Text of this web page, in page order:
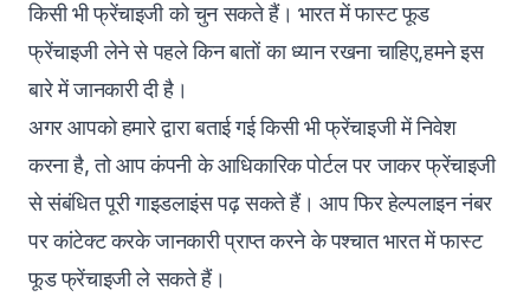
किसी भी फ्रेंचाइजी को चुन सकते हैं। भारत में फास्ट फूड
फ्रेंचाइजी लेने से पहले किन बातों का ध्यान रखना चाहिए,हमने इस
बारे में जानकारी दी है।
अगर आपको हमारे द्वारा बताई गई किसी भी फ्रेंचाइजी में निवेश
करना है, तो आप कंपनी के आधिकारिक पोर्टल पर जाकर फ्रेंचाइजी
से संबंधित पूरी गाइडलाइंस पढ़ सकते हैं। आप फिर हेल्पलाइन नंबर
पर कांटेक्ट करके जानकारी प्राप्त करने के पश्चात भारत में फास्ट
फूड फ्रेंचाइजी ले सकते हैं।